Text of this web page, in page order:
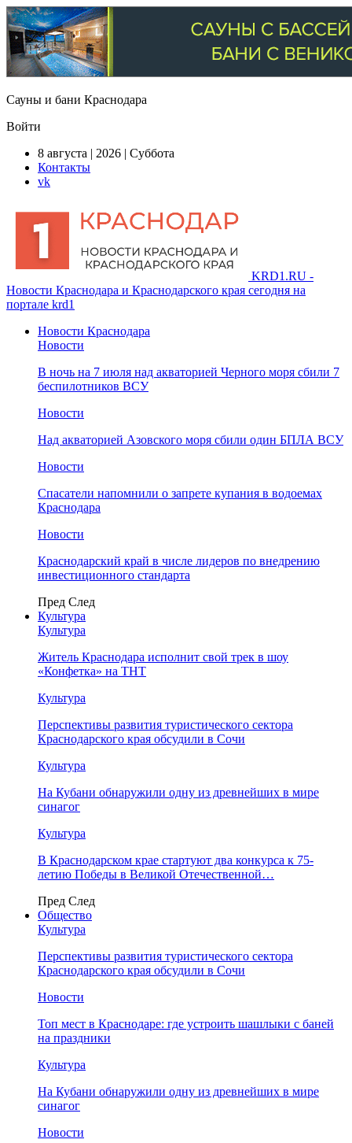
Сауны и бани Краснодара
Войти
8 августа | 2026 | Суббота
Контакты
vk
KRD1.RU -
Новости Краснодара и Краснодарского края сегодня на
портале krd1
Новости Краснодара
Новости
В ночь на 7 июля над акваторией Черного моря сбили 7
беспилотников ВСУ
Новости
Над акваторией Азовского моря сбили один БПЛА ВСУ
Новости
Спасатели напомнили о запрете купания в водоемах
Краснодара
Новости
Краснодарский край в числе лидеров по внедрению
инвестиционного стандарта
Пред След
Культура
Культура
Житель Краснодара исполнит свой трек в шоу
«Конфетка» на ТНТ
Культура
Перспективы развития туристического сектора
Краснодарского края обсудили в Сочи
Культура
На Кубани обнаружили одну из древнейших в мире
синагог
Культура
В Краснодарском крае стартуют два конкурса к 75-
летию Победы в Великой Отечественной…
Пред След
Общество
Культура
Перспективы развития туристического сектора
Краснодарского края обсудили в Сочи
Новости
Топ мест в Краснодаре: где устроить шашлыки с баней
на праздники
Культура
На Кубани обнаружили одну из древнейших в мире
синагог
Новости